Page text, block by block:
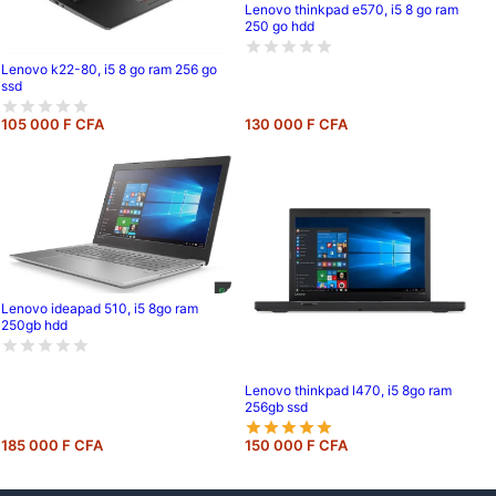
Lenovo k22-80, i5 8 go ram 256 go
ssd
105 000 F CFA
Lenovo thinkpad e570, i5 8 go ram
250 go hdd
130 000 F CFA
Lenovo ideapad 510, i5 8go ram
250gb hdd
185 000 F CFA
Lenovo thinkpad l470, i5 8go ram
256gb ssd
150 000 F CFA